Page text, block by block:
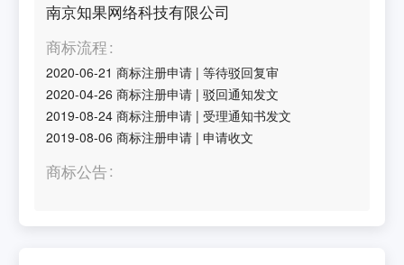
南京知果网络科技有限公司
商标流程
2020-06-21 商标注册申请 |等待驳回复审
2020-04-26 商标注册申请 |驳回通知发文
2019-08-24 商标注册申请 |受理通知书发文
2019-08-06 商标注册申请 |申请收文
商标公告